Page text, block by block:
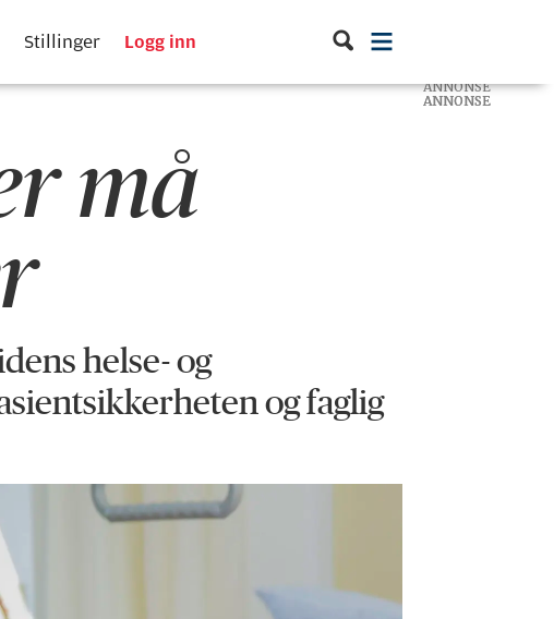
Stillinger Logg inn
må
helse- og
og faglig
ANNONSE
ANNONSE
ANNONSE